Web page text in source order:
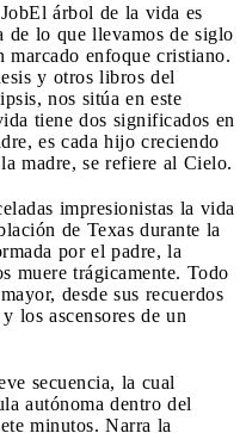
El árbol de la vida es
de lo que llevamos de siglo
enfoque cristiano.
y otros libros del
nos sitúa en este
tiene dos significados en
es cada hijo creciendo
madre, se refiere al Cielo.
impresionistas la vida
de Texas durante la
por el padre, la
muere trágicamente. Todo
desde sus recuerdos
los ascensores de un
secuencia, la cual
autónoma dentro del
minutos. Narra la